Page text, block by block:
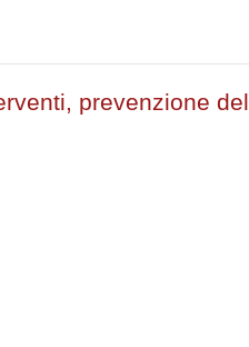
prevenzione del